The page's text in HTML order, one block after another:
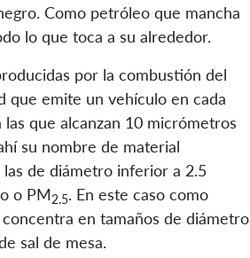
Como petróleo que mancha
lo que toca a su alrededor.
por la combustión del
que emite un vehículo en cada
que alcanzan 10 micrómetros
su nombre de material
las de diámetro inferior a 2.5
o PM2.5. En este caso como
en tamaños de diámetro
sal de mesa.